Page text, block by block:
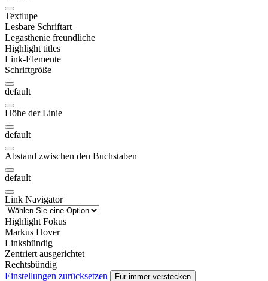
Textlupe
Lesbare Schriftart
Legasthenie freundliche
Highlight titles
Link-Elemente
Schriftgröße
default
Höhe der Linie
default
Abstand zwischen den Buchstaben
default
Link Navigator
Highlight Fokus
Markus Hover
Linksbündig
Zentriert ausgerichtet
Rechtsbündig
Einstellungen zurücksetzen
Für immer verstecken